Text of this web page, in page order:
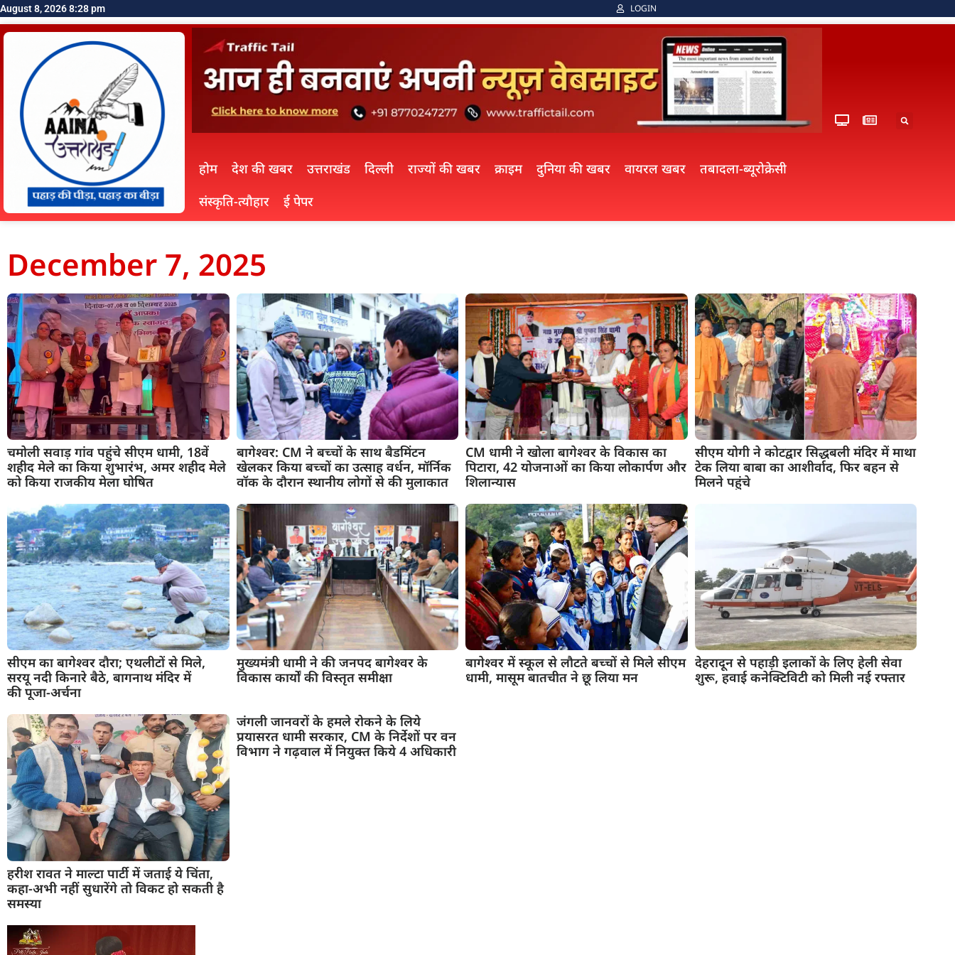
August 8, 2026 8:28 pm LOGIN
होम देश की खबर उत्तराखंड दिल्ली राज्यों की खबर क्राइम दुनिया की खबर वायरल खबर
तबादला-ब्यूरोक्रेसी
संस्कृति-त्यौहार
ई पेपर
December 7, 2025
चमोली सवाड़ गांव पहुंचे सीएम धामी, 18वें
शहीद मेले का किया शुभारंभ, अमर शहीद मेले
को किया राजकीय मेला घोषित
बागेश्वर: CM ने बच्चों के साथ बैडमिंटन
खेलकर किया बच्चों का उत्साह वर्धन, मॉर्निक
वॉक के दौरान स्थानीय लोगों से की मुलाकात
CM धामी ने खोला बागेश्वर के विकास का
पिटारा, 42 योजनाओं का किया लोकार्पण और
शिलान्यास
सीएम योगी ने कोटद्वार सिद्धबली मंदिर में माथा
टेक लिया बाबा का आशीर्वाद, फिर बहन से
मिलने पहुंचे
सीएम का बागेश्वर दौरा; एथलीटों से मिले,
सरयू नदी किनारे बैठे, बागनाथ मंदिर में
की पूजा-अर्चना
मुख्यमंत्री धामी ने की जनपद बागेश्वर के
विकास कार्यों की विस्तृत समीक्षा
बागेश्‍वर में स्कूल से लौटते बच्चों से मिले सीएम
धामी, मासूम बातचीत ने छू लिया मन
देहरादून से पहाड़ी इलाकों के लिए हेली सेवा
शुरू, हवाई कनेक्टिविटी को मिली नई रफ्तार
हरीश रावत ने माल्टा पार्टी में जताई ये चिंता,
कहा-अभी नहीं सुधारेंगे तो विकट हो सकती है
समस्या
जंगली जानवरों के हमले रोकने के लिये
प्रयासरत धामी सरकार, CM के निर्देशों पर वन
विभाग ने गढ़वाल में नियुक्त किये 4 अधिकारी